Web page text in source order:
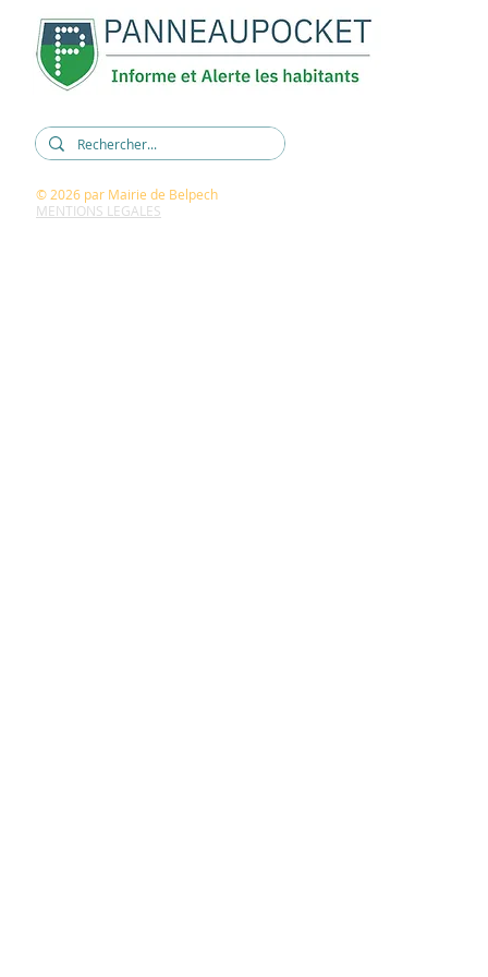
© 2026 par Mairie de Belpech
MENTIONS LEGALES